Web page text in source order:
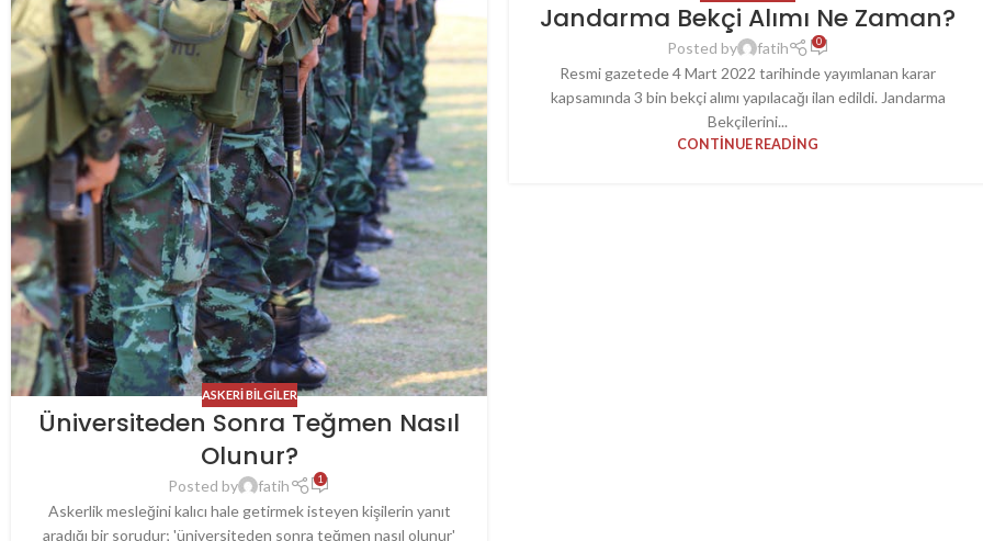
ASKERI BILGILER
Üniversiteden Sonra Teğmen Nasıl
Olunur?
Posted by fatih 1
Askerlik mesleğini kalıcı hale getirmek isteyen kişilerin yanıt
aradığı bir sorudur; 'üniversiteden sonra teğmen nasıl olunur'
Jandarma Bekçi Alımı Ne Zaman?
Posted by fatih 0
Resmi gazetede 4 Mart 2022 tarihinde yayımlanan karar
kapsamında 3 bin bekçi alımı yapılacağı ilan edildi. Jandarma
Bekçilerini...
CONTINUE READING